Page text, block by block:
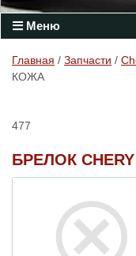
Меню
Главная / Запчасти /
КОЖА
477
БРЕЛОК